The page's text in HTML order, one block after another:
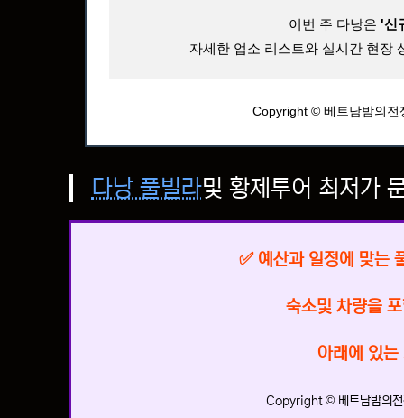
이번 주 다낭은'신
자세한 업소 리스트와 실시간 현장
Copyright © 베트남밤의전
다낭 풀빌라및 황제투어 최저가
✅ 예산과 일정에 맞는
숙소및 차량을
아래에 있
Copyright © 베트남밤의